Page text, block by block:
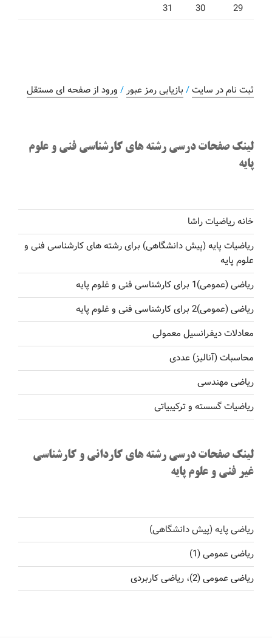
29
30
31
ثبت نام در سایت/ بازیابی رمز عبور/ ورود از صفحه ای مستقل
لینک صفحات درسی رشته های کارشناسی فنی و علوم
پایه
خانه ریاضیات راشا
ریاضیات پایه (پیش دانشگاهی) برای رشته های کارشناسی فنی و
علوم پایه
ریاضی (عمومی)1 برای کارشناسی فنی و غلوم پایه
ریاضی (عمومی)2 برای کارشناسی فنی و غلوم پایه
معادلات دیفرانسیل معمولی
محاسبات (آنالیز) عددی
ریاضی مهندسی
ریاضیات گسسته و ترکیبیاتی
لینک صفحات درسی رشته های کاردانی و کارشناسی
غیر فنی و علوم پایه
ریاضی پایه (پیش دانشگاهی)
ریاضی عمومی (1)
ریاضی عمومی (2)، ریاضی کاربردی